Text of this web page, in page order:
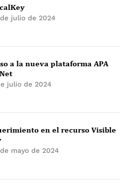
de julio de 2024
a la nueva plataforma APA
julio de 2024
en el recurso Visible
mayo de 2024